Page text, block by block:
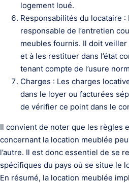
logement loué.
Responsabilités du locataire :
responsable de l’entretien
meubles fournis. Il doit
et à les restituer dans l’état
tenant compte de l’usure
Charges : Les charges
dans le loyer ou facturées
de vérifier ce point dans le
Il convient de noter que les règles
concernant la location meublée
l’autre. Il est donc essentiel de se
spécifiques du pays où se situe le
En résumé, la location meublée